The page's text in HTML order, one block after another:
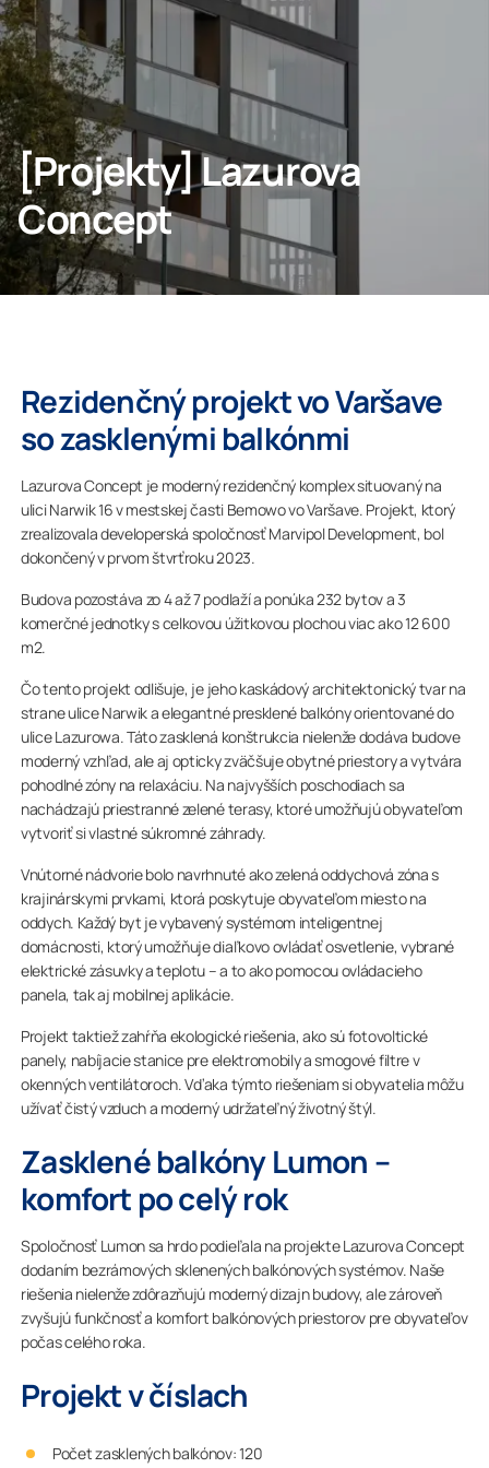
Domov
Lumon Group
[Projekty] Lazurova
Concept
Rezidenčný projekt vo Varšave
so zasklenými balkónmi
Lazurova Concept je moderný rezidenčný komplex situovaný na
ulici Narwik 16 v mestskej časti Bemowo vo Varšave. Projekt, ktorý
zrealizovala developerská spoločnosť Marvipol Development, bol
dokončený v prvom štvrťroku 2023.
Budova pozostáva zo 4 až 7 podlaží a ponúka 232 bytov a 3
komerčné jednotky s celkovou úžitkovou plochou viac ako 12 600
m2.
Čo tento projekt odlišuje, je jeho kaskádový architektonický tvar na
strane ulice Narwik a elegantné presklené balkóny orientované do
ulice Lazurowa. Táto zasklená konštrukcia nielenže dodáva budove
moderný vzhľad, ale aj opticky zväčšuje obytné priestory a vytvára
pohodlné zóny na relaxáciu. Na najvyšších poschodiach sa
nachádzajú priestranné zelené terasy, ktoré umožňujú obyvateľom
vytvoriť si vlastné súkromné záhrady.
Vnútorné nádvorie bolo navrhnuté ako zelená oddychová zóna s
krajinárskymi prvkami, ktorá poskytuje obyvateľom miesto na
oddych. Každý byt je vybavený systémom inteligentnej
domácnosti, ktorý umožňuje diaľkovo ovládať osvetlenie, vybrané
elektrické zásuvky a teplotu – a to ako pomocou ovládacieho
panela, tak aj mobilnej aplikácie.
Projekt taktiež zahŕňa ekologické riešenia, ako sú fotovoltické
panely, nabíjacie stanice pre elektromobily a smogové filtre v
okenných ventilátoroch. Vďaka týmto riešeniam si obyvatelia môžu
užívať čistý vzduch a moderný udržateľný životný štýl.
Zasklené balkóny Lumon –
komfort po celý rok
Spoločnosť Lumon sa hrdo podieľala na projekte Lazurova Concept
dodaním bezrámových sklenených balkónových systémov. Naše
riešenia nielenže zdôrazňujú moderný dizajn budovy, ale zároveň
zvyšujú funkčnosť a komfort balkónových priestorov pre obyvateľov
počas celého roka.
Projekt v číslach
Počet zasklených balkónov: 120